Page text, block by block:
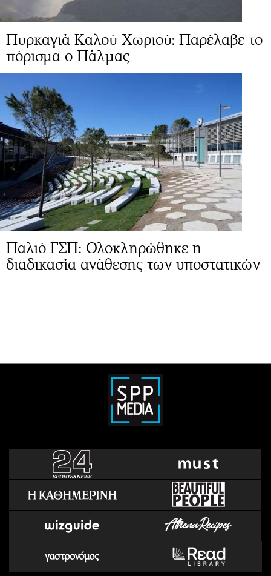
Πυρκαγιά Καλού Χωριού: Παρέλαβε το
πόρισμα ο Πάλμας
Παλιό ΓΣΠ: Ολοκληρώθηκε η
διαδικασία ανάθεσης των υποστατικών